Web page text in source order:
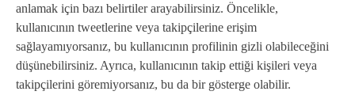
anlamak için bazı belirtiler arayabilirsiniz. Öncelikle,
kullanıcının tweetlerine veya takipçilerine erişim
sağlayamıyorsanız, bu kullanıcının profilinin gizli olabileceğini
düşünebilirsiniz. Ayrıca, kullanıcının takip ettiği kişileri veya
takipçilerini göremiyorsanız, bu da bir gösterge olabilir.